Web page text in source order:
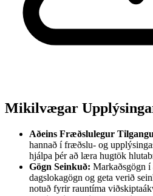
Mikilvægar
Aðeins Fræðslulegur
hannað í fræðslu- og
hjálpa þér að læra hugtök
Gögn Seinkuð: Markaðsgögn í
dagslokagögn og geta verið
notuð fyrir rauntíma